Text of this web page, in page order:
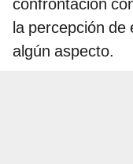
confrontación
la percepción de
algún aspecto.